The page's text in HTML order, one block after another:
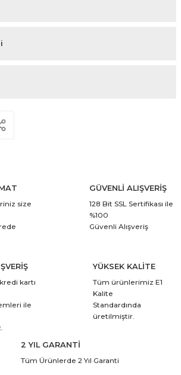
size
GÜVENLİ ALIŞVERİŞ
128 Bit SSL Sertifikası ile
%100
Güvenli Alışveriş
kartı
ile
YÜKSEK KALİTE
Tüm ürünlerimiz E1
Kalite
Standardında
üretilmiştir.
2 YIL GARANTİ
Tüm Ürünlerde 2 Yıl Garanti